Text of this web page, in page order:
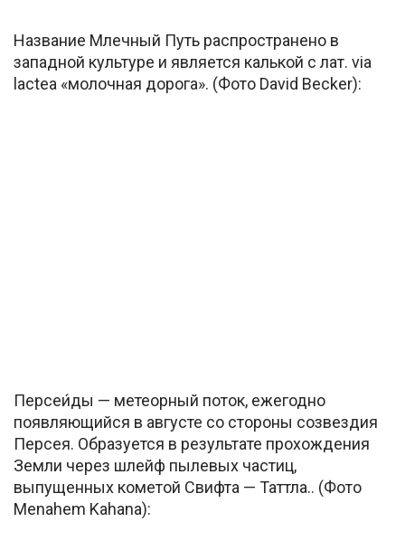
Название Млечный Путь распространено в
западной культуре и является калькой с лат. via
lactea «молочная дорога». (Фото David Becker):
Персеи́ды — метеорный поток, ежегодно
появляющийся в августе со стороны созвездия
Персея. Образуется в результате прохождения
Земли через шлейф пылевых частиц,
выпущенных кометой Свифта — Таттла.. (Фото
Menahem Kahana):